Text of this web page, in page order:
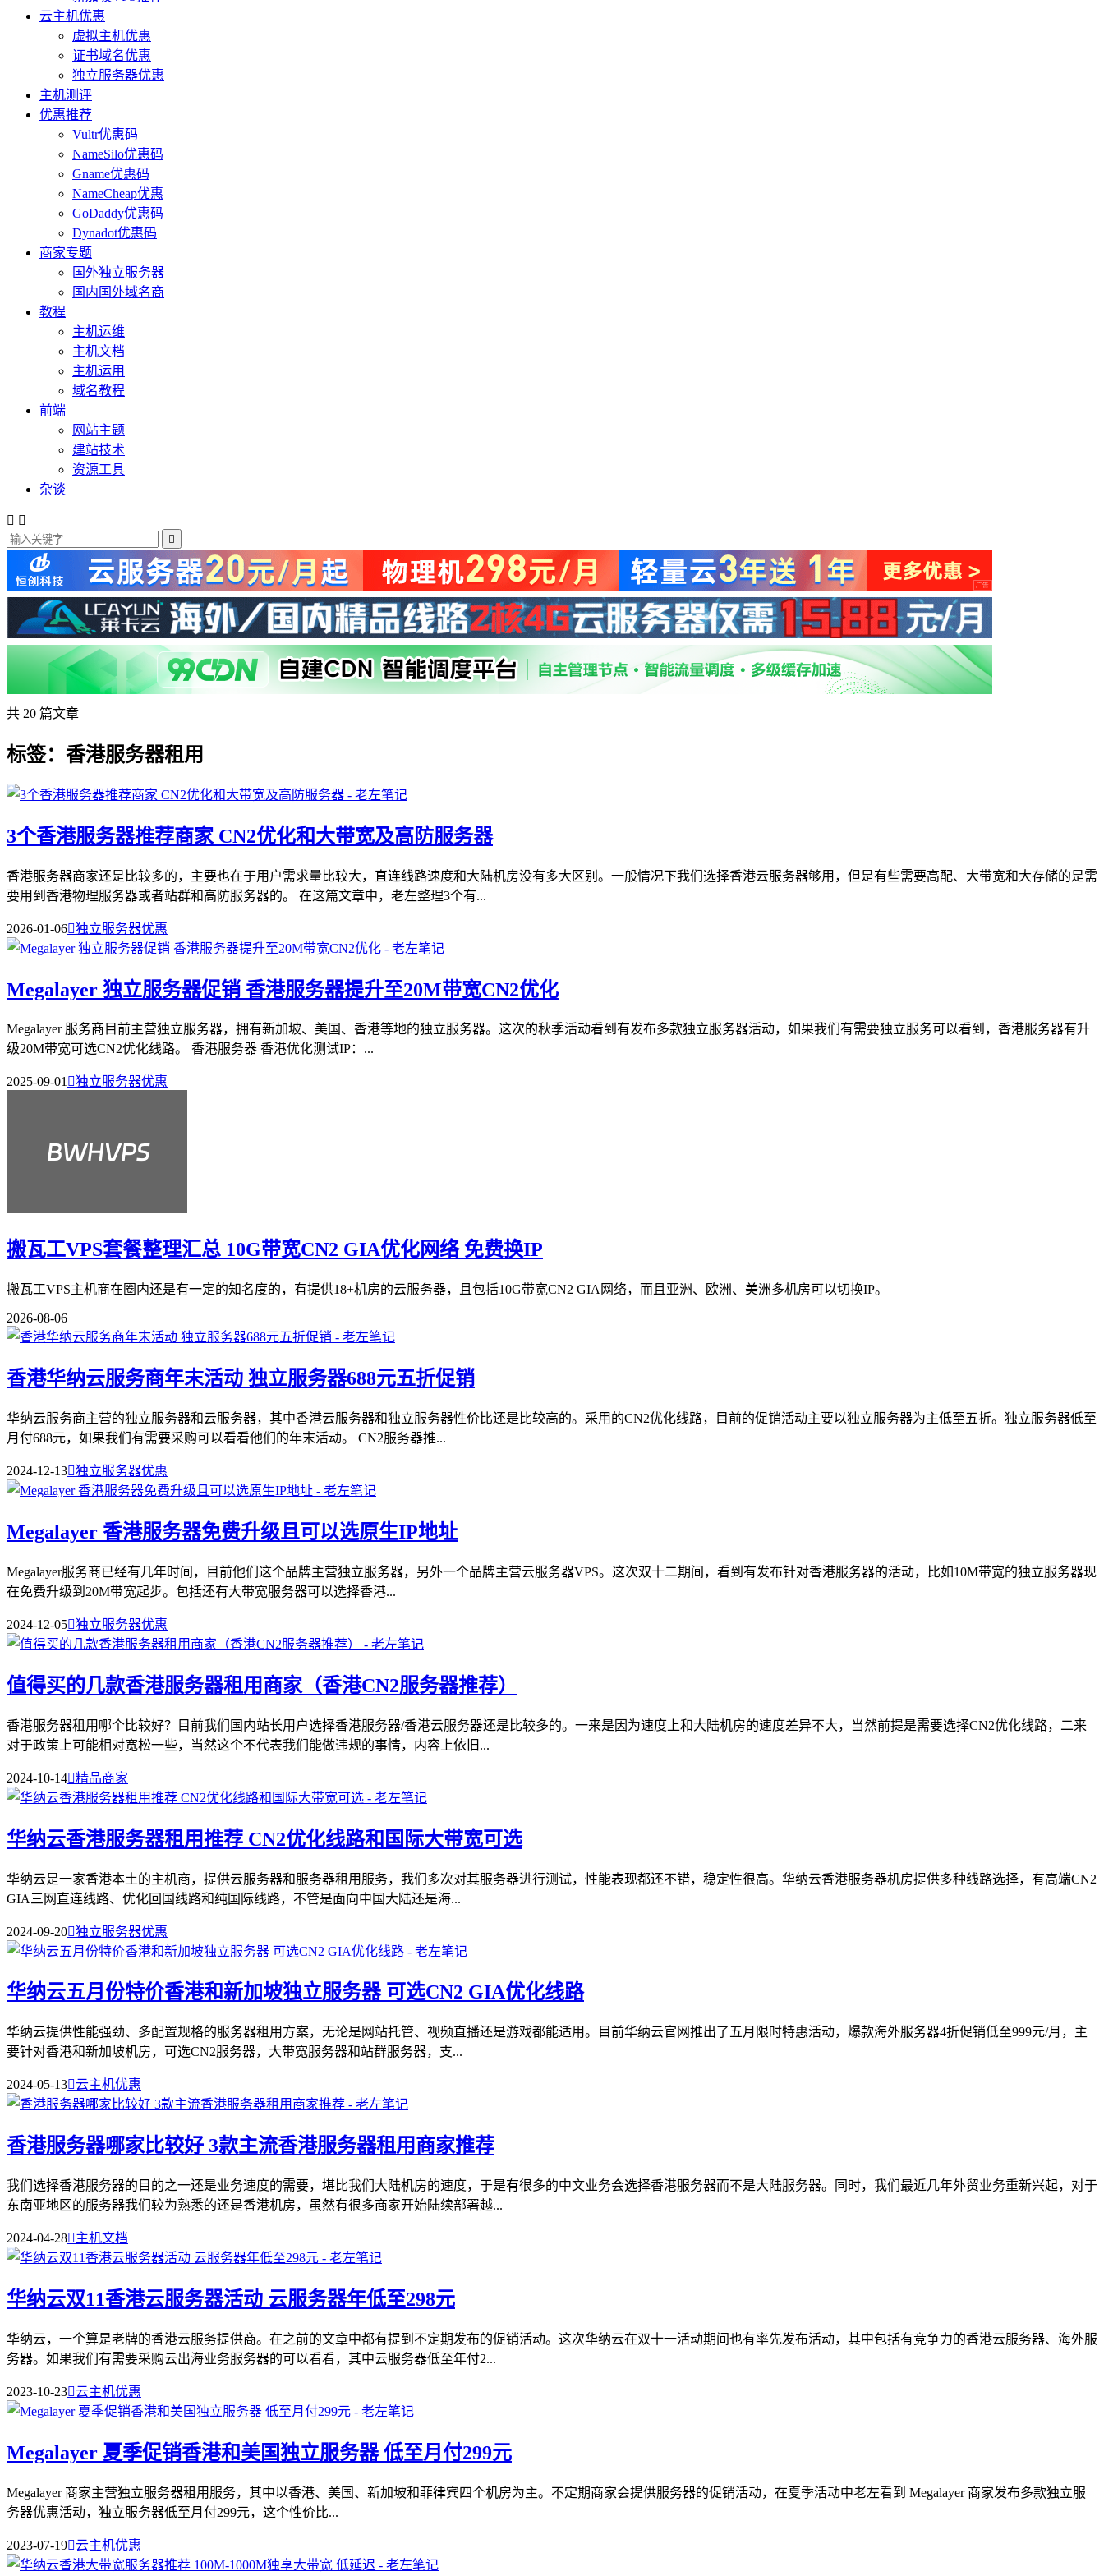
云主机优惠
虚拟主机优惠
证书域名优惠
独立服务器优惠
主机测评
优惠推荐
Vultr优惠码
NameSilo优惠码
Gname优惠码
NameCheap优惠
GoDaddy优惠码
Dynadot优惠码
商家专题
国外独立服务器
国内国外域名商
教程
主机运维
主机文档
主机运用
域名教程
前端
网站主题
建站技术
资源工具
杂谈
 

共 20 篇文章
标签：香港服务器租用
3个香港服务器推荐商家 CN2优化和大带宽及高防服务器
香港服务器商家还是比较多的，主要也在于用户需求量比较大，直连线路速度和大陆机房没有多大区别。一般情况下我们选择香港云服务器够用，但是有些需要高配、大带宽和大存储的是需
要用到香港物理服务器或者站群和高防服务器的。 在这篇文章中，老左整理3个有...
2026-01-06独立服务器优惠
Megalayer 独立服务器促销 香港服务器提升至20M带宽CN2优化
Megalayer 服务商目前主营独立服务器，拥有新加坡、美国、香港等地的独立服务器。这次的秋季活动看到有发布多款独立服务器活动，如果我们有需要独立服务可以看到，香港服务器有升
级20M带宽可选CN2优化线路。 香港服务器 香港优化测试IP：...
2025-09-01独立服务器优惠
搬瓦工VPS套餐整理汇总 10G带宽CN2 GIA优化网络 免费换IP
搬瓦工VPS主机商在圈内还是有一定的知名度的，有提供18+机房的云服务器，且包括10G带宽CN2 GIA网络，而且亚洲、欧洲、美洲多机房可以切换IP。
2026-08-06
香港华纳云服务商年末活动 独立服务器688元五折促销
华纳云服务商主营的独立服务器和云服务器，其中香港云服务器和独立服务器性价比还是比较高的。采用的CN2优化线路，目前的促销活动主要以独立服务器为主低至五折。独立服务器低至
月付688元，如果我们有需要采购可以看看他们的年末活动。 CN2服务器推...
2024-12-13独立服务器优惠
Megalayer 香港服务器免费升级且可以选原生IP地址
Megalayer服务商已经有几年时间，目前他们这个品牌主营独立服务器，另外一个品牌主营云服务器VPS。这次双十二期间，看到有发布针对香港服务器的活动，比如10M带宽的独立服务器现
在免费升级到20M带宽起步。包括还有大带宽服务器可以选择香港...
2024-12-05独立服务器优惠
值得买的几款香港服务器租用商家（香港CN2服务器推荐）
香港服务器租用哪个比较好？目前我们国内站长用户选择香港服务器/香港云服务器还是比较多的。一来是因为速度上和大陆机房的速度差异不大，当然前提是需要选择CN2优化线路，二来
对于政策上可能相对宽松一些，当然这个不代表我们能做违规的事情，内容上依旧...
2024-10-14精品商家
华纳云香港服务器租用推荐 CN2优化线路和国际大带宽可选
华纳云是一家香港本土的主机商，提供云服务器和服务器租用服务，我们多次对其服务器进行测试，性能表现都还不错，稳定性很高。华纳云香港服务器机房提供多种线路选择，有高端CN2
GIA三网直连线路、优化回国线路和纯国际线路，不管是面向中国大陆还是海...
2024-09-20独立服务器优惠
华纳云五月份特价香港和新加坡独立服务器 可选CN2 GIA优化线路
华纳云提供性能强劲、多配置规格的服务器租用方案，无论是网站托管、视频直播还是游戏都能适用。目前华纳云官网推出了五月限时特惠活动，爆款海外服务器4折促销低至999元/月，主
要针对香港和新加坡机房，可选CN2服务器，大带宽服务器和站群服务器，支...
2024-05-13云主机优惠
香港服务器哪家比较好 3款主流香港服务器租用商家推荐
我们选择香港服务器的目的之一还是业务速度的需要，堪比我们大陆机房的速度，于是有很多的中文业务会选择香港服务器而不是大陆服务器。同时，我们最近几年外贸业务重新兴起，对于
东南亚地区的服务器我们较为熟悉的还是香港机房，虽然有很多商家开始陆续部署越...
2024-04-28主机文档
华纳云双11香港云服务器活动 云服务器年低至298元
华纳云，一个算是老牌的香港云服务提供商。在之前的文章中都有提到不定期发布的促销活动。这次华纳云在双十一活动期间也有率先发布活动，其中包括有竞争力的香港云服务器、海外服
务器。如果我们有需要采购云出海业务服务器的可以看看，其中云服务器低至年付2...
2023-10-23云主机优惠
Megalayer 夏季促销香港和美国独立服务器 低至月付299元
Megalayer 商家主营独立服务器租用服务，其中以香港、美国、新加坡和菲律宾四个机房为主。不定期商家会提供服务器的促销活动，在夏季活动中老左看到 Megalayer 商家发布多款独立服
务器优惠活动，独立服务器低至月付299元，这个性价比...
2023-07-19云主机优惠